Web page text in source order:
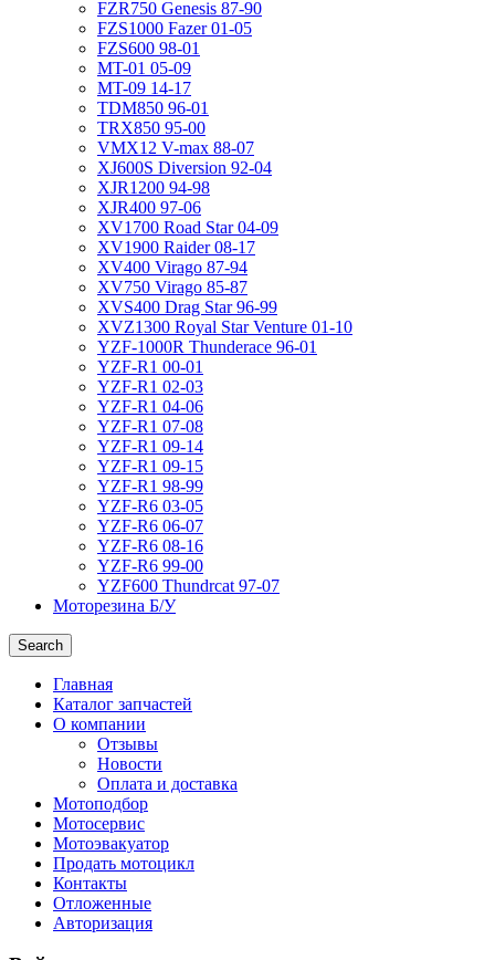
FZR750 Genesis 87-90
FZS1000 Fazer 01-05
FZS600 98-01
MT-01 05-09
MT-09 14-17
TDM850 96-01
TRX850 95-00
VMX12 V-max 88-07
XJ600S Diversion 92-04
XJR1200 94-98
XJR400 97-06
XV1700 Road Star 04-09
XV1900 Raider 08-17
XV400 Virago 87-94
XV750 Virago 85-87
XVS400 Drag Star 96-99
XVZ1300 Royal Star Venture 01-10
YZF-1000R Thunderace 96-01
YZF-R1 00-01
YZF-R1 02-03
YZF-R1 04-06
YZF-R1 07-08
YZF-R1 09-14
YZF-R1 09-15
YZF-R1 98-99
YZF-R6 03-05
YZF-R6 06-07
YZF-R6 08-16
YZF-R6 99-00
YZF600 Thundrcat 97-07
Моторезина Б/У
Search
Главная
Каталог запчастей
О компании
Отзывы
Новости
Оплата и доставка
Мотоподбор
Мотосервис
Мотоэвакуатор
Продать мотоцикл
Контакты
Отложенные
Авторизация